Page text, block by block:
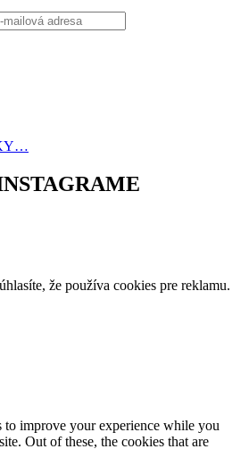
že používa cookies pre reklamu.
to improve your experience while you
Out of these, the cookies that are